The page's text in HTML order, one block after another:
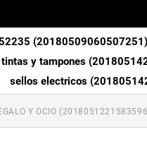
(20180509060507251)
tintas y tampones
sellos electricos
Y OCIO